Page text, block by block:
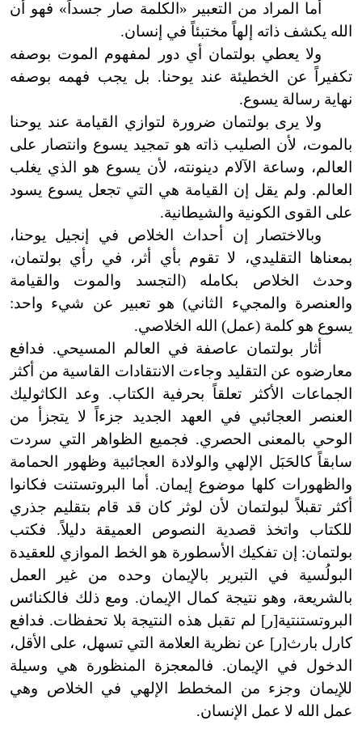
أما المراد من التعبير «الكلمة صار جسداً» فهو أن
الله يكشف ذاته إلهاً مختبئاً في إنسان.
ولا يعطي بولتمان أي دور لمفهوم الموت بوصفه
تكفيراً عن الخطيئة عند يوحنا. بل يجب فهمه بوصفه
نهاية رسالة يسوع.
ولا يرى بولتمان ضرورة لتوازي القيامة عند يوحنا
بالموت، لأن الصليب ذاته هو تمجيد يسوع وانتصار على
العالم، وساعة الآلام دينونته، لأن يسوع هو الذي يغلب
العالم. ولم يقل إن القيامة هي التي تجعل يسوع يسود
على القوى الكونية والشيطانية.
وبالاختصار إن أحداث الخلاص في إنجيل يوحنا،
بمعناها التقليدي، لا تقوم بأي أثر، في رأي بولتمان،
وحدث الخلاص بكامله (التجسد والموت والقيامة
والعنصرة والمجيء الثاني) هو تعبير عن شيء واحد:
يسوع هو كلمة (عمل) الله الخلاصي.
أثار بولتمان عاصفة في العالم المسيحي. فدافع
معارضوه عن التقليد وجاءت الانتقادات القاسية من أكثر
الجماعات الأكثر تعلقاً بحرفية الكتاب. وعد الكاثوليك
العنصر العجائبي في العهد الجديد جزءاً لا يتجزأ من
الوحي بالمعنى الحصري. فجميع الظواهر التي سردت
سابقاً كالحَبَل الإلهي والولادة العجائبية وظهور الحمامة
والظهورات كلها موضوع إيمان. أما البروتستنت فكانوا
أكثر تقبلاً لبولتمان لأن لوثر كان قد قام بتقليم جذري
للكتاب واتخذ قصدية النصوص العميقة دليلاً. فكتب
بولتمان: إن تفكيك الأسطورة هو الخط الموازي للعقيدة
البولُسية في التبرير بالإيمان وحده من غير العمل
بالشريعة، وهو نتيجة كمال الإيمان. ومع ذلك فالكنائس
البروتستنتية[ر ] لم تقبل هذه النتيجة بلا تحفظات. فدافع
كارل بارث[ر] عن نظرية العلامة التي تسهل، على الأقل،
الدخول في الإيمان. فالمعجزة المنظورة هي وسيلة
للإيمان وجزء من المخطط الإلهي في الخلاص وهي
عمل الله لا عمل الإنسان.